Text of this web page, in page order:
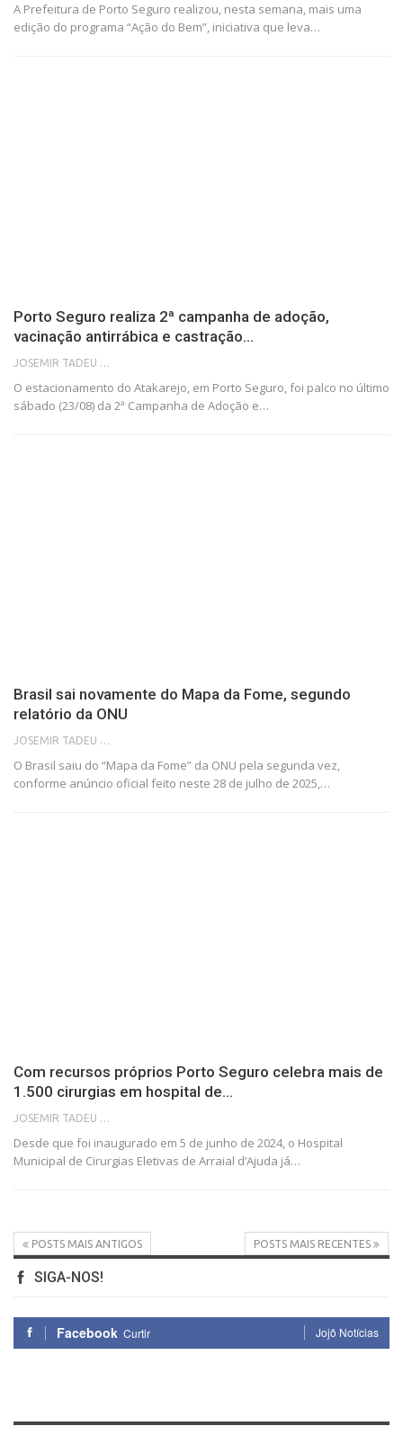
A Prefeitura de Porto Seguro realizou, nesta semana, mais uma
edição do programa “Ação do Bem”, iniciativa que leva…
Porto Seguro realiza 2ª campanha de adoção,
vacinação antirrábica e castração…
O estacionamento do Atakarejo, em Porto Seguro, foi palco no último
sábado (23/08) da 2ª Campanha de Adoção e…
Brasil sai novamente do Mapa da Fome, segundo
relatório da ONU
JOSEMIR TADEU FONSECA
O Brasil saiu do “Mapa da Fome” da ONU pela segunda vez,
conforme anúncio oficial feito neste 28 de julho de 2025,…
Com recursos próprios Porto Seguro celebra mais de
1.500 cirurgias em hospital de…
JOSEMIR TADEU FONSECA
Desde que foi inaugurado em 5 de junho de 2024, o Hospital
Municipal de Cirurgias Eletivas de Arraial d’Ajuda já…
POSTS MAIS ANTIGOS POSTS MAIS RECENTES
SIGA-NOS!
Facebook Curtir Jojô Notícias